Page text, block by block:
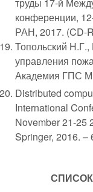
труды 17-й
конференции,
РАН, 2017. (CD-
Топольский
управления
Академия ГПС
Distributed
International
November 21-25
Springer, 2016. –
СПИСОК